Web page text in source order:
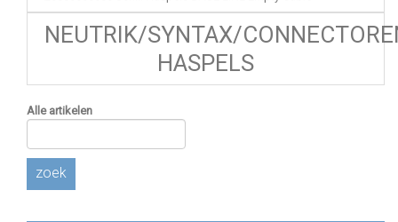
NEUTRIK/SYNTAX/
HASPELS
Alle artikelen
zoek